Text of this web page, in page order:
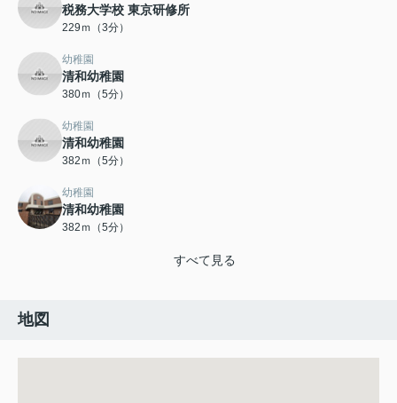
税務大学校 東京研修所
229ｍ（3分）
幼稚園
清和幼稚園
380ｍ（5分）
幼稚園
清和幼稚園
382ｍ（5分）
幼稚園
清和幼稚園
382ｍ（5分）
すべて見る
地図